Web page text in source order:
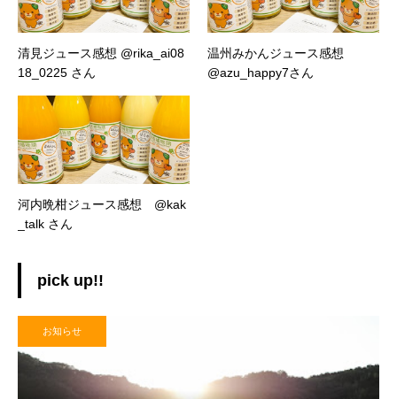
清見ジュース感想 @rika_ai08
18_0225 さん
温州みかんジュース感想
@azu_happy7さん
河内晩柑ジュース感想 @kak
_talk さん
pick up!!
お知らせ